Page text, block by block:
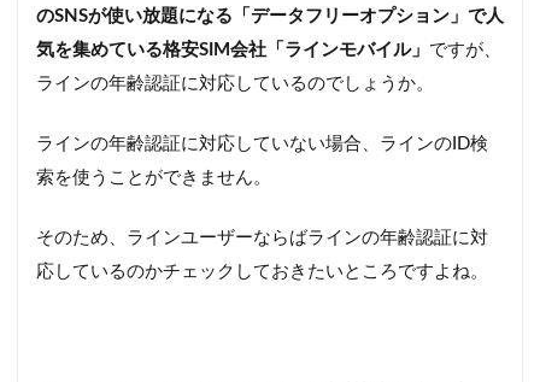
のSNSが使い放題になる「データフリーオプション」で人
気を集めている格安SIM会社「ラインモバイル」 ですが、
ラインの年齢認証に対応しているのでしょうか。
ラインの年齢認証に対応していない場合、ラインのID検
索を使うことができません。
そのため、ラインユーザーならばラインの年齢認証に対
応しているのかチェックしておきたいところですよね。